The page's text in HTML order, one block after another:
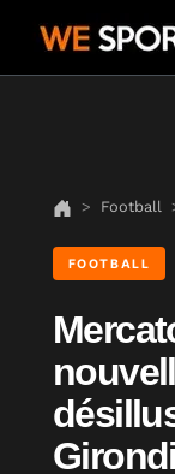
Football
FOOTBALL